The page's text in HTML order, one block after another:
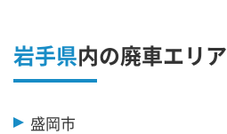
岩手県内の廃車エリア
盛岡市